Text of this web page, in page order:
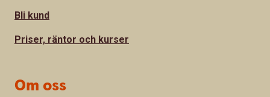
Bli kund
Priser, räntor och kurser
Om oss